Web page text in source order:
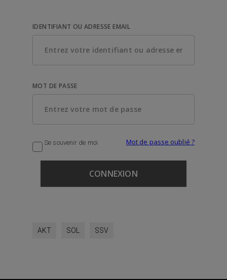
IDENTIFIANT OU ADRESSE EMAIL
MOT DE PASSE
Se souvenir de moi Mot de passe oublié ?
AKT SOL SSV